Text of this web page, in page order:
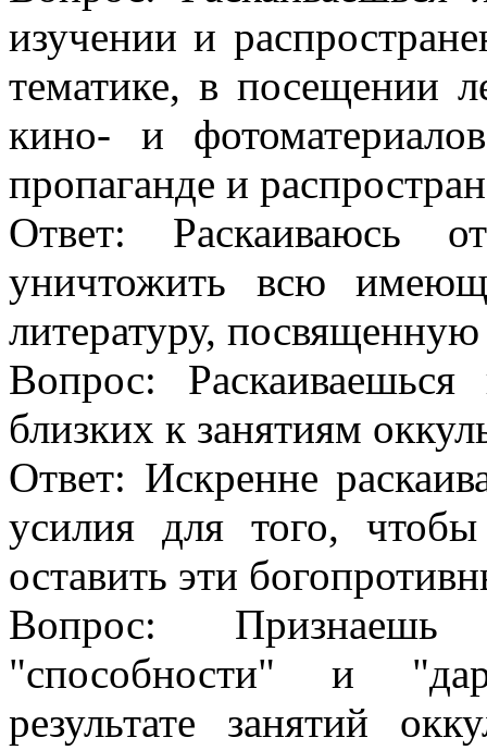
изучении и
тематике, в посещении
кино- и
пропаганде и
Ответ: Раскаиваюсь
уничтожить всю
литературу,
Вопрос:
близких к занятиям
Ответ: Искренне
усилия для того,
оставить эти
Вопрос:
"способности" и
результате занятий